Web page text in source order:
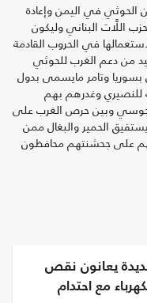
في اليمن وإعادة
اللَّات البناني وليكون
في الحروب القادمة
من دعم الغرب للحوثي
بسوريا وتامر مايسمى بدول
للنصيري وغدرهم بهم
وبين حرص الغرب على
الحمير والبغال ممن
على جحشنتهم محافظون
يعانون نقص
مع احتدام